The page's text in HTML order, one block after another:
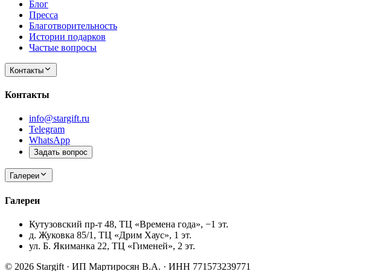
Блог
Пресса
Благотворительность
Истории подарков
Частые вопросы
Контакты
Контакты
info@stargift.ru
Telegram
WhatsApp
Задать вопрос
Галереи
Галереи
Кутузовский пр-т 48, ТЦ «Времена года», −1 эт.
д. Жуковка 85/1, ТЦ «Дрим Хаус», 1 эт.
ул. Б. Якиманка 22, ТЦ «Гименей», 2 эт.
© 2026 Stargift · ИП Мартиросян В.А. · ИНН 771573239771